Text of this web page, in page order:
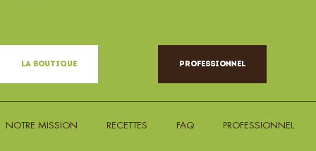
La Boutique Professionnel
NOTRE MISSION RECETTES FAQ PROFESSIONNEL